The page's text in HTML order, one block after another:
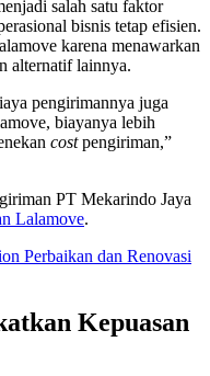
salah satu faktor
bisnis tetap efisien.
karena menawarkan
alternatif lainnya.
pengirimannya juga
biayanya lebih
costpengiriman,”
PT Mekarindo Jaya
Lalamove.
Perbaikan dan Renovasi
Kepuasan